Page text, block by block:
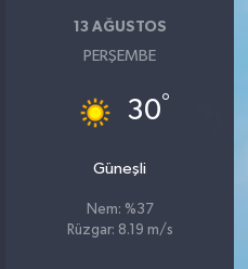
13 AĞUSTOS
PERŞEMBE
30°
Güneşli
Nem: %37
Rüzgar: 8.19 m/s